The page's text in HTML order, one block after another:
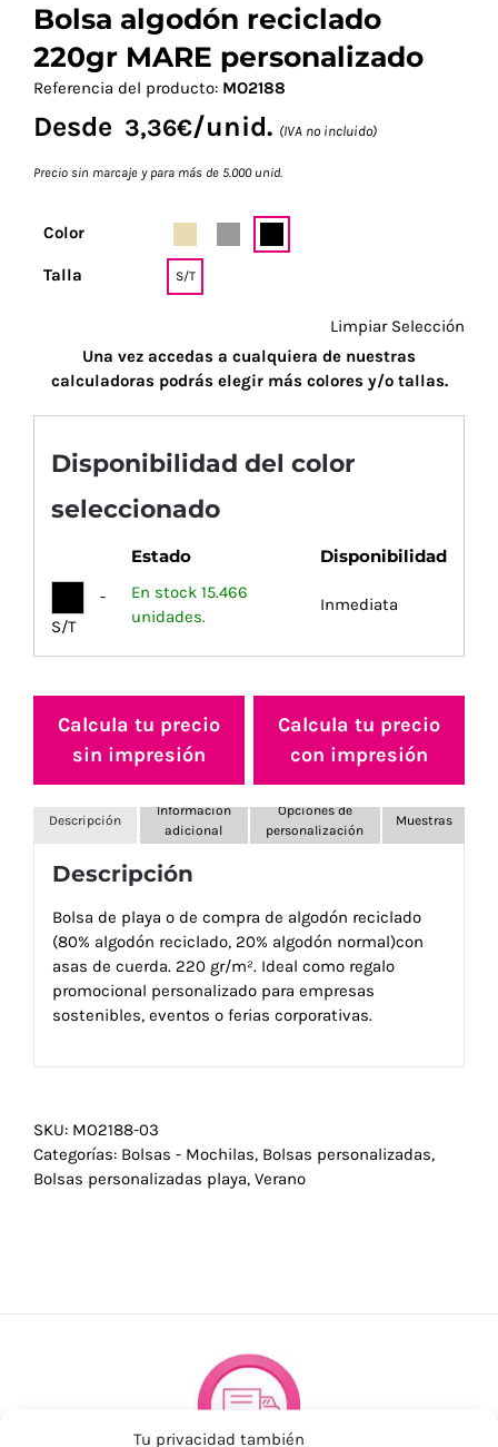
Tu privacidad también
Bolsa algodón reciclado
220gr MARE personalizado
Referencia del producto: MO2188
Desde 3,36€/unid. (IVA no incluido)
Precio sin marcaje y para más de 5.000 unid.
Color
Talla S/T
Limpiar Selección
Una vez accedas a cualquiera de nuestras
calculadoras podrás elegir más colores y/o tallas.
Disponibilidad del color
seleccionado
Estado Disponibilidad
-
S/T
En stock 15.466
unidades.
Inmediata
Calcula tu precio
sin impresión
Calcula tu precio
con impresión
Descripción
Información
adicional
Opciones de
personalización
Muestras
Descripción
Bolsa de playa o de compra de algodón reciclado
(80% algodón reciclado, 20% algodón normal)con
asas de cuerda. 220 gr/m². Ideal como regalo
promocional personalizado para empresas
sostenibles, eventos o ferias corporativas.
SKU: MO2188-03
Categorías: Bolsas - Mochilas, Bolsas personalizadas,
Bolsas personalizadas playa, Verano